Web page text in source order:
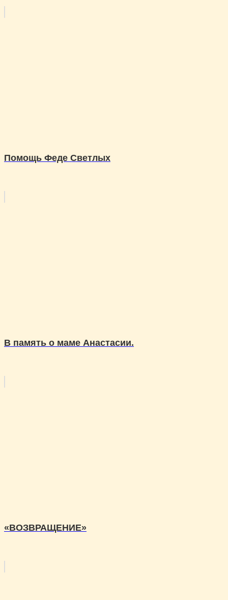
Помощь Феде Светлых
В память о маме Анастасии.
«ВОЗВРАЩЕНИЕ»